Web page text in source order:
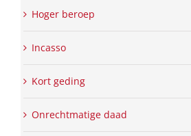
Hoger beroep
Incasso
Kort geding
Onrechtmatige daad